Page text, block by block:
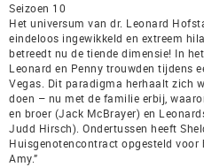
Seizoen 10
Het universum van dr. Leonard
eindeloos ingewikkeld en extreem
betreedt nu de tiende dimensie! In
Leonard en Penny trouwden tijdens
Vegas. Dit paradigma herhaalt zich
doen – nu met de familie erbij,
en broer (Jack McBrayer) en
Judd Hirsch). Ondertussen heeft
Huisgenotencontract opgesteld
Amy.”